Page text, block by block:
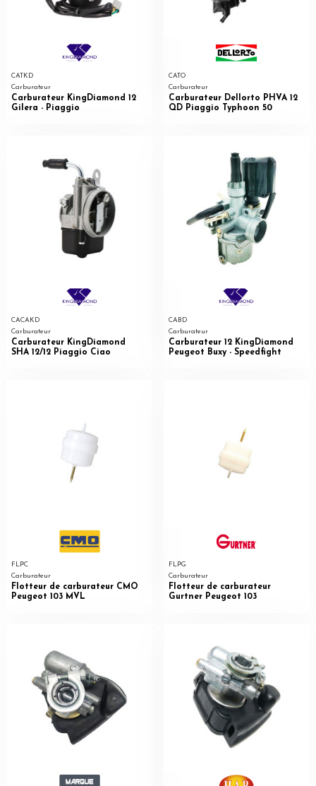
CATKD
Carburateur
Carburateur KingDiamond 12
Gilera - Piaggio
CATO
Carburateur
Carburateur Dellorto PHVA 12
QD Piaggio Typhoon 50
CACAKD
Carburateur
Carburateur KingDiamond
SHA 12/12 Piaggio Ciao
CABD
Carburateur
Carburateur 12 KingDiamond
Peugeot Buxy - Speedfight
FLPC
Carburateur
Flotteur de carburateur CMO
Peugeot 103 MVL
FLPG
Carburateur
Flotteur de carburateur
Gurtner Peugeot 103